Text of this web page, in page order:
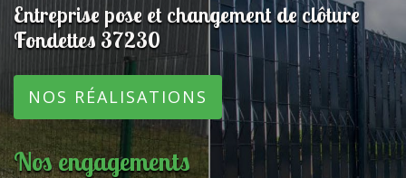
Entreprise pose et changement de clôture
Fondettes 37230
NOS RÉALISATIONS
Nos engagements